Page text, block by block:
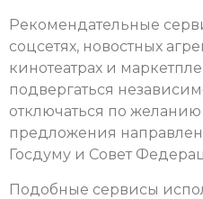
Рекомендательные
соцсетях, новостных
кинотеатрах и
подвергаться
отключаться по
предложения
Госдуму и Совет
Подобные сервисы